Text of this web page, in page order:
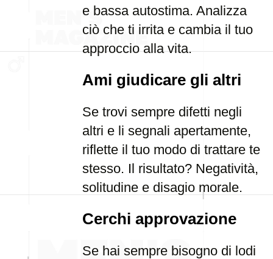
e bassa autostima. Analizza
ciò che ti irrita e cambia il tuo
approccio alla vita.
Ami giudicare gli altri
Se trovi sempre difetti negli
altri e li segnali apertamente,
riflette il tuo modo di trattare te
stesso. Il risultato? Negatività,
solitudine e disagio morale.
Cerchi approvazione
Se hai sempre bisogno di lodi